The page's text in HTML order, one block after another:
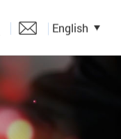
English